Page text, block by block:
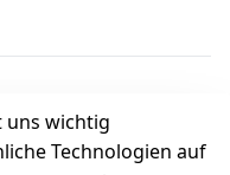
uns wichtig
Technologien auf